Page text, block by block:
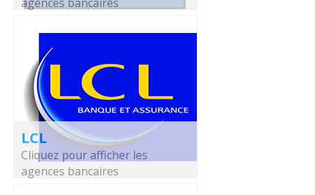
LCL
Cliquez pour afficher les
agences bancaires